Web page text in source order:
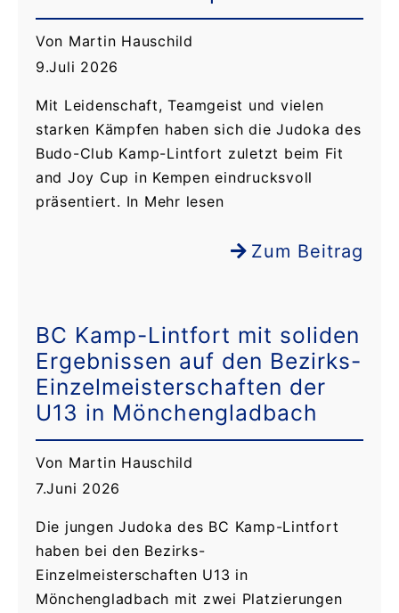
Von Martin Hauschild
9.Juli 2026
Mit Leidenschaft, Teamgeist und vielen
starken Kämpfen haben sich die Judoka des
Budo-Club Kamp-Lintfort zuletzt beim Fit
and Joy Cup in Kempen eindrucksvoll
präsentiert. In Mehr lesen
Zum Beitrag
BC Kamp-Lintfort mit soliden
Ergebnissen auf den Bezirks-
Einzelmeisterschaften der
U13 in Mönchengladbach
Von Martin Hauschild
7.Juni 2026
Die jungen Judoka des BC Kamp-Lintfort
haben bei den Bezirks-
Einzelmeisterschaften U13 in
Mönchengladbach mit zwei Platzierungen